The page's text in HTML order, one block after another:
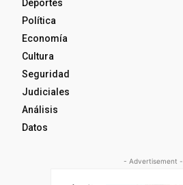
Deportes
Política
Economía
Cultura
Seguridad
Judiciales
Análisis
Datos
- Advertisement -